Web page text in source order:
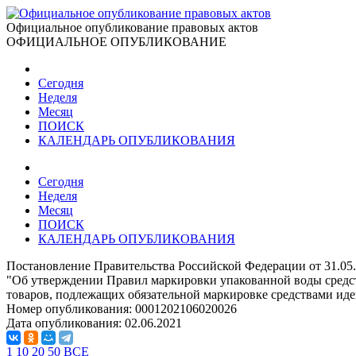
Официальное опубликование правовых актов
ОФИЦИАЛЬНОЕ ОПУБЛИКОВАНИЕ
Сегодня
Неделя
Месяц
ПОИСК
КАЛЕНДАРЬ ОПУБЛИКОВАНИЯ
Сегодня
Неделя
Месяц
ПОИСК
КАЛЕНДАРЬ ОПУБЛИКОВАНИЯ
Постановление Правительства Российской Федерации от
"Об утверждении Правил маркировки упакованной воды
товаров, подлежащих обязательной маркировке средствами
Номер опубликования: 0001202106020026
Дата опубликования: 02.06.2021
1 10 20 50 ВСЕ